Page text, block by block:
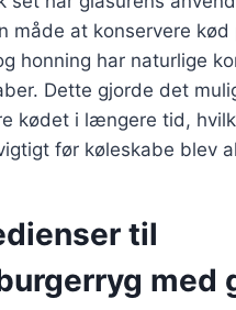
måde at konservere kød
honning har naturlige
Dette gjorde det
kødet i længere tid,
før køleskabe blev
til
med